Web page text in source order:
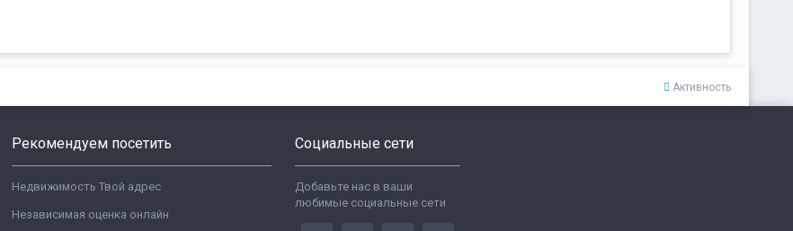
Активность
Рекомендуем посетить
Недвижимость Твой адрес
Независимая оценка онлайн
Социальные сети
Добавьте нас в ваши
любимые социальные сети